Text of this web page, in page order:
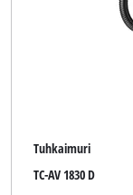
Tuhkaimuri
TC-AV 1830 D